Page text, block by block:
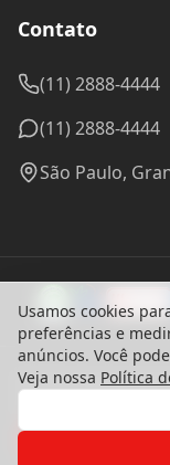
Contato
(11) 2888-4444
(11) 2888-4444
São Paulo,
© 2024 Madel
de
Usamos cookies
preferências e
anúncios. Você
Veja nossa Política